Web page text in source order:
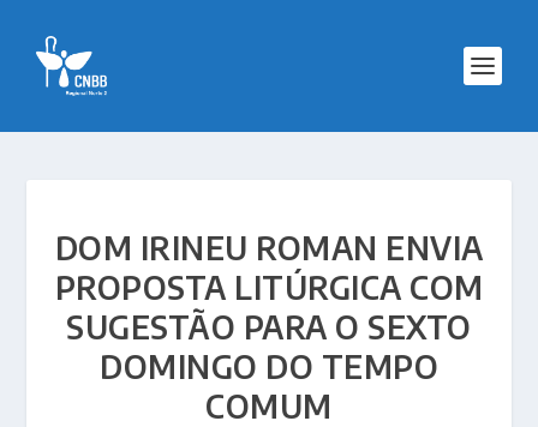
DOM IRINEU ROMAN ENVIA
PROPOSTA LITÚRGICA COM
SUGESTÃO PARA O SEXTO
DOMINGO DO TEMPO
COMUM